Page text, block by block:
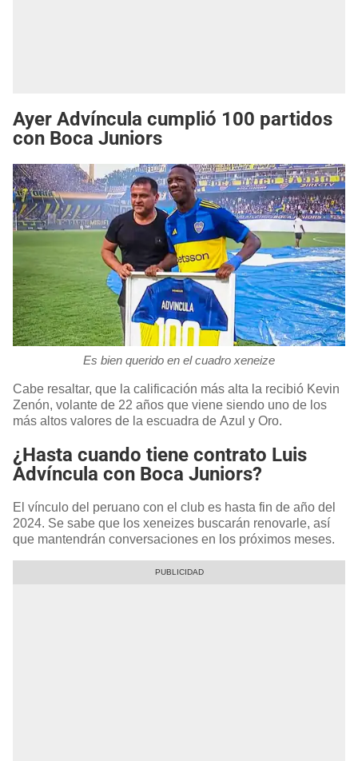
Ayer Advíncula cumplió 100 partidos
con Boca Juniors
Es bien querido en el cuadro xeneize
Cabe resaltar, que la calificación más alta la recibió Kevin
Zenón, volante de 22 años que viene siendo uno de los
más altos valores de la escuadra de Azul y Oro.
¿Hasta cuando tiene contrato Luis
Advíncula con Boca Juniors?
El vínculo del peruano con el club es hasta fin de año del
2024. Se sabe que los xeneizes buscarán renovarle, así
que mantendrán conversaciones en los próximos meses.